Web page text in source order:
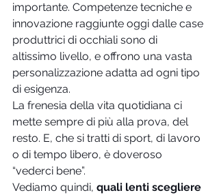
importante. Competenze tecniche e
innovazione raggiunte oggi dalle case
produttrici di occhiali sono di
altissimo livello, e offrono una vasta
personalizzazione adatta ad ogni tipo
di esigenza.
La frenesia della vita quotidiana ci
mette sempre di più alla prova, del
resto. E, che si tratti di sport, di lavoro
o di tempo libero, è doveroso
“vederci bene”.
Vediamo quindi, quali lenti scegliere